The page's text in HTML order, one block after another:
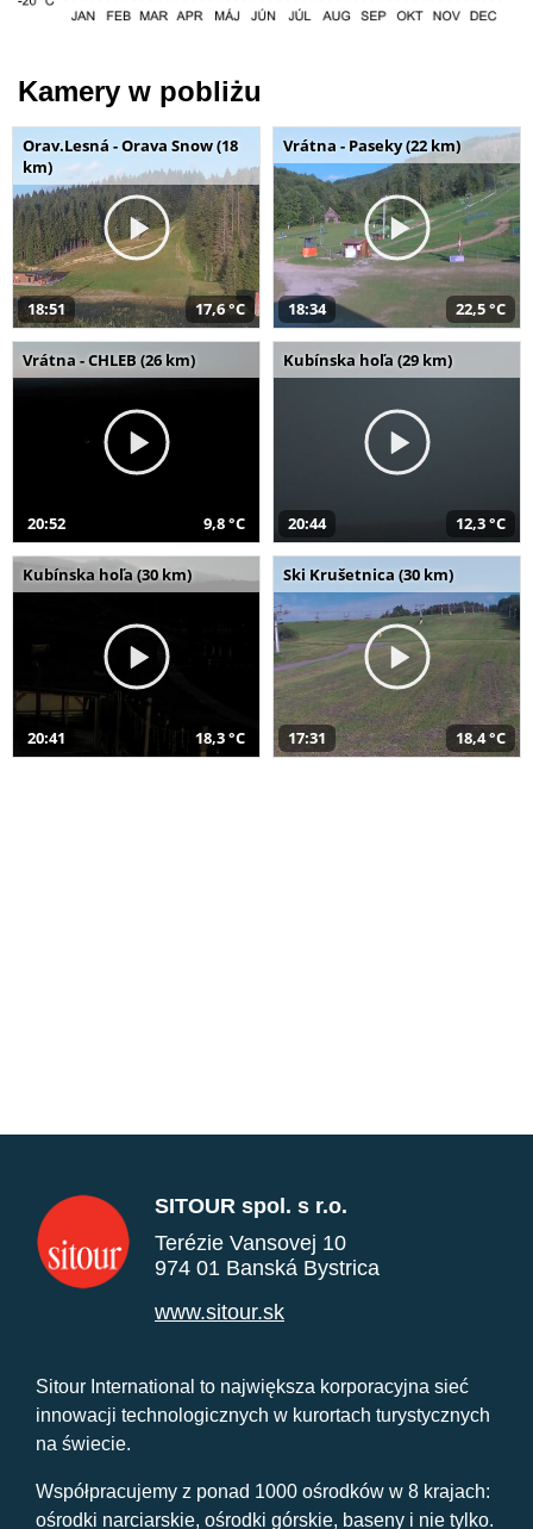
Kamery w pobliżu
Orav.Lesná - Orava Snow (18
km)
18:51 17,6 °C
Vrátna - Paseky (22 km)
18:34 22,5 °C
Vrátna - CHLEB (26 km)
20:52 9,8 °C
Kubínska hoľa (29 km)
20:44 12,3 °C
Kubínska hoľa (30 km)
20:41 18,3 °C
Ski Krušetnica (30 km)
17:31 18,4 °C
SITOUR spol. s r.o.
Terézie Vansovej 10
974 01 Banská Bystrica
www.sitour.sk
Sitour International to największa korporacyjna sieć
innowacji technologicznych w kurortach turystycznych
na świecie.
Współpracujemy z ponad 1000 ośrodków w 8 krajach:
ośrodki narciarskie, ośrodki górskie, baseny i nie tylko.